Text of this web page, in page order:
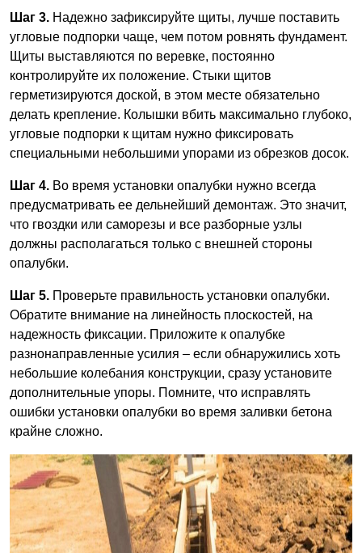
Шаг 3. Надежно зафиксируйте щиты, лучше поставить
угловые подпорки чаще, чем потом ровнять фундамент.
Щиты выставляются по веревке, постоянно
контролируйте их положение. Стыки щитов
герметизируются доской, в этом месте обязательно
делать крепление. Колышки вбить максимально глубоко,
угловые подпорки к щитам нужно фиксировать
специальными небольшими упорами из обрезков досок.
Шаг 4. Во время установки опалубки нужно всегда
предусматривать ее дельнейший демонтаж. Это значит,
что гвоздки или саморезы и все разборные узлы
должны располагаться только с внешней стороны
опалубки.
Шаг 5. Проверьте правильность установки опалубки.
Обратите внимание на линейность плоскостей, на
надежность фиксации. Приложите к опалубке
разнонаправленные усилия – если обнаружились хоть
небольшие колебания конструкции, сразу установите
дополнительные упоры. Помните, что исправлять
ошибки установки опалубки во время заливки бетона
крайне сложно.